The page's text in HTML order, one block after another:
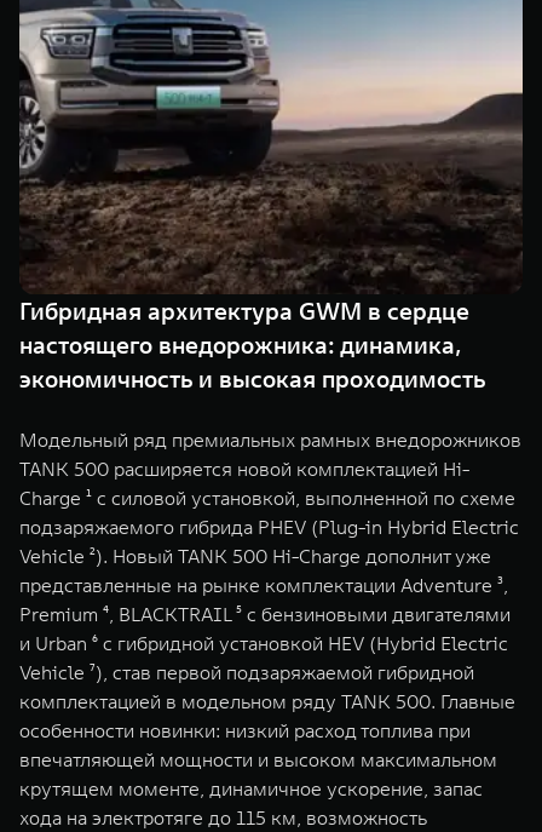
TANK 500
Веди за собой
от 6 499 000 ₽
TANK 700
Сила
от 10 199
WEY 07
Расширяя границы комфорта
от 6 149 000 ₽
WEY 05
Эстетика
от 5 699
TANK Финансы
Корпоративным клиентам
TANK ФИНАНСЫ
TANK Кредит
TANK Лизинг
TANK Страхование
Сервис
Специальные предложения
Моторные масла
ЦИФРОВЫЕ СЕРВИСЫ TANK
Цифровые сервисы TANK
Подписки
Гибридная архитектура GWM в сердце
настоящего внедорожника: динамика,
экономичность и высокая проходимость
Модельный ряд премиальных рамных внедорожников
TANK 500 расширяется новой комплектацией Hi-
Charge ¹ с силовой установкой, выполненной по схеме
подзаряжаемого гибрида PHEV (Plug-in Hybrid Electric
Vehicle ²). Новый TANK 500 Hi-Charge дополнит уже
представленные на рынке комплектации Adventure ³,
Premium ⁴, BLACKTRAIL ⁵ с бензиновыми двигателями
и Urban ⁶ с гибридной установкой HEV (Hybrid Electric
Vehicle ⁷), став первой подзаряжаемой гибридной
комплектацией в модельном ряду TANK 500. Главные
особенности новинки: низкий расход топлива при
впечатляющей мощности и высоком максимальном
крутящем моменте, динамичное ускорение, запас
хода на электротяге до 115 км, возможность